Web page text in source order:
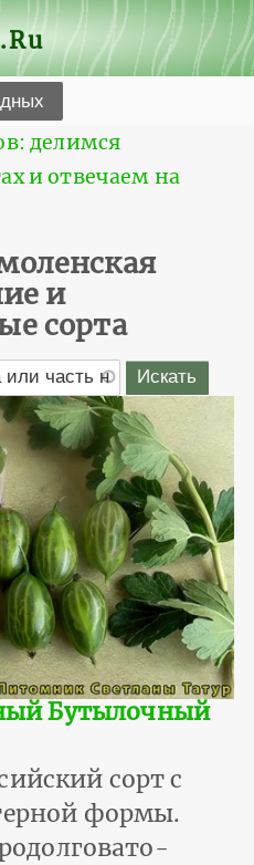
делимся
и отвечаем на
и
сорта
Бутылочный
сорт с
формы.